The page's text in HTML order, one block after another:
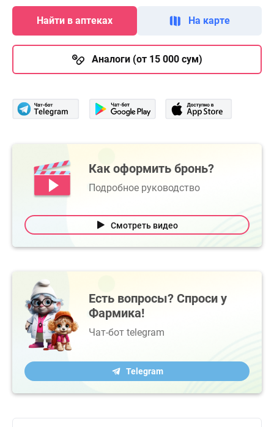
Найти в аптеках На карте
Аналоги (от 15 000 сум)
Как оформить бронь?
Подробное руководство
Смотреть видео
Есть вопросы? Спроси у
Фармика!
Чат-бот telegram
Telegram